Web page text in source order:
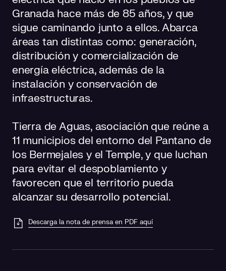
Granada hace más de 85 años, y que
sigue caminando junto a ellos. Abarca
áreas tan distintas como: generación,
distribución y comercialización de
energía eléctrica, además de la
instalación y conservación de
infraestructuras.
Tierra de Aguas, asociación que reúne a
11 municipios del entorno del Pantano de
los Bermejales y el Temple, y que luchan
para evitar el despoblamiento y
favorecen que el territorio pueda
alcanzar su desarrollo potencial.
Descarga la nota de prensa en PDF aquí